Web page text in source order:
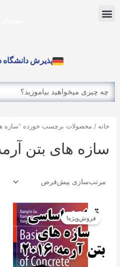
Menu
پذیرش دانشگاه
Search
خانه / محصولات برچسب خورده “سازه
سازه های بتن
فروش‌ویژه!
قیمت
اصلی
14.900تومان
بود.
قیمت
فعلی
13.410تومان
است.